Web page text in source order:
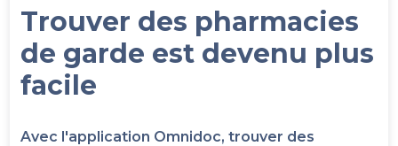
Trouver des pharmacies
de garde est devenu plus
facile
Avec l'application Omnidoc, trouver des